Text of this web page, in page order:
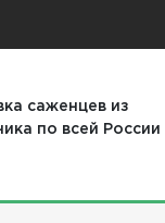
саженцев из
по всей России